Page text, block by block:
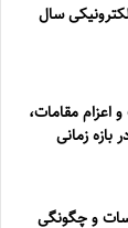
سال
اعزام مقامات،
زمانی
و چگونگی